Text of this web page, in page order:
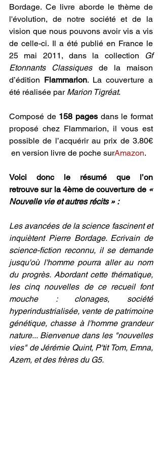
Bordage. Ce livre aborde le thème de
l'évolution, de notre société et de la
vision que nous pouvons avoir vis a vis
de celle-ci. Il a été publié en France le
25 mai 2011, dans la collection
Gf
Etonnants Classiques de la maison
d’édition Flammarion. La couverture a
été réalisée par Marion Tigréat.
Composé de 158 pages dans le format
proposé chez Flammarion, il vous est
possible de l’acquérir au prix de 3.80€
en version livre de poche surAmazon.
Voici donc le résumé que l’on
retrouve sur la 4ème de couverture de «
Nouvelle vie et autres récits » :
Les avancées de la science fascinent et
inquiètent Pierre Bordage. Ecrivain de
science-fiction reconnu, il se demande
jusqu'où l'homme pourra aller au nom
du progrès. Abordant cette thématique,
les cinq nouvelles de ce recueil font
mouche : clonages, société
hyperindustrialisée, vente de patrimoine
génétique, chasse à l'homme grandeur
nature... Bienvenue dans les "nouvelles
vies" de Jérémie Quint, P'tit Tom, Emna,
Azem, et des frères du G5.